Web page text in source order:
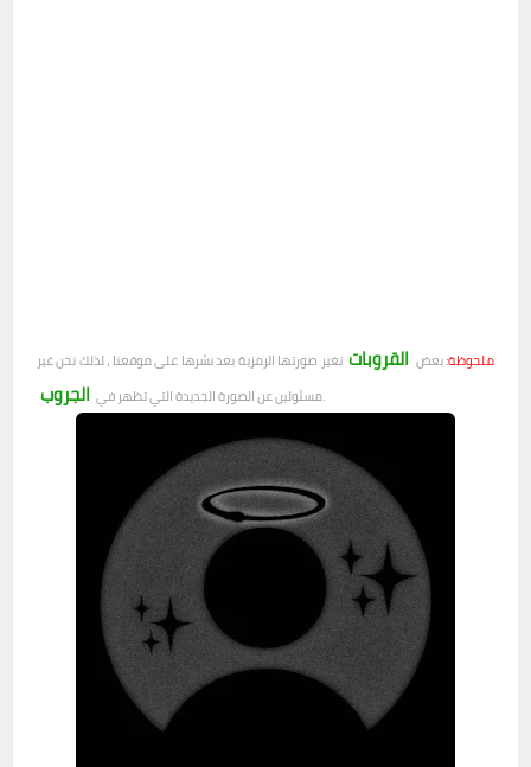
ملحوظة:بعض القروبات تغير صورتها الرمزية بعد نشرها على موقعنا ، لذلك نحن غير
مسئولين عن الصورة الجديدة التي تظهر في الجروب .